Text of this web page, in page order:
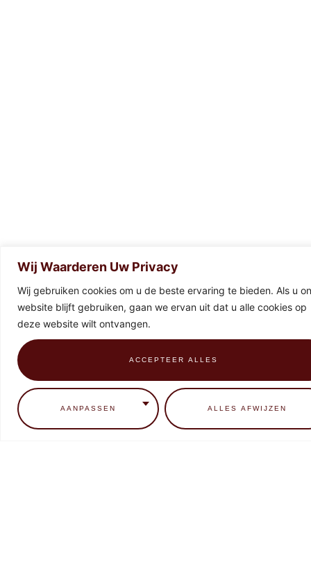
Wij Waarderen Uw Privacy
Wij gebruiken cookies om u de beste ervaring te bieden. Als u
website blijft gebruiken, gaan we ervan uit dat u alle cookies op
deze website wilt ontvangen.
AANPASSEN ALLES AFWIJZEN
ACCEPTEER ALLES